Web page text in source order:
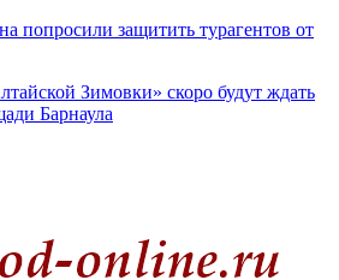
попросили защитить турагентов от
Зимовки» скоро будут ждать
Барнаула